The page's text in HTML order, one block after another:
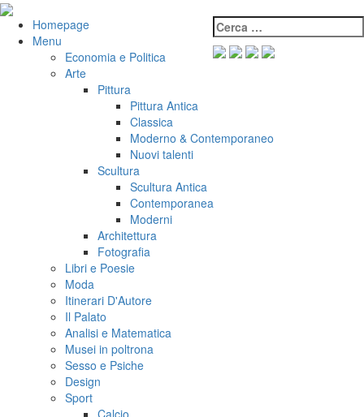
Salta
contenuto
VeniVidiVici Cerca:
Homepage
Menu
Economia e Politica
Arte
Pittura
Pittura Antica
Classica
Moderno & Contemporaneo
Nuovi talenti
Scultura
Scultura Antica
Contemporanea
Moderni
Architettura
Fotografia
Libri e Poesie
Moda
Itinerari D'Autore
Il Palato
Analisi e Matematica
Musei in poltrona
Sesso e Psiche
Design
Sport